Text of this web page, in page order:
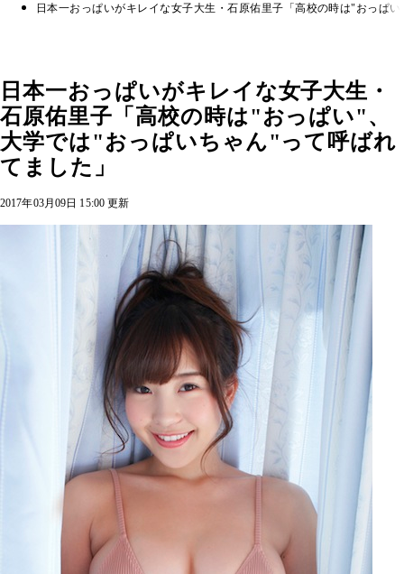
日本一おっぱいがキレイな女子大生・石原佑里子「高校の時は"おっぱ
日本一おっぱいがキレイな女子大生・
石原佑里子「高校の時は"おっぱい"、
大学では"おっぱいちゃん"って呼ばれ
てました」
2017年03月09日 15:00 更新